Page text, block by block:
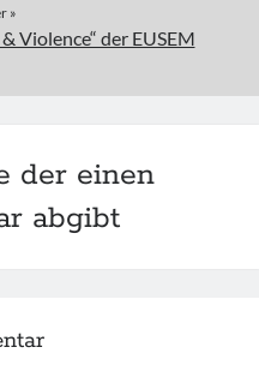
»
Violence“ der EUSEM
der einen
abgibt